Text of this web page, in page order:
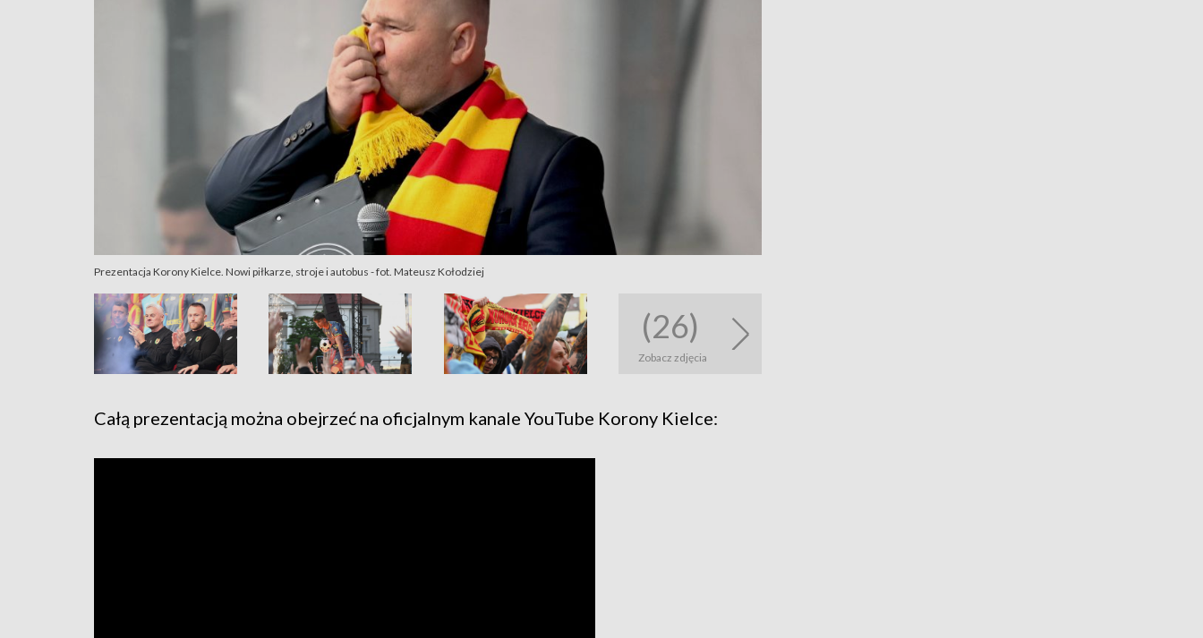
Prezentacja Korony Kielce. Nowi piłkarze, stroje i autobus - fot. Mateusz Kołodziej
(26)
Zobacz zdjęcia
Całą prezentacją można obejrzeć na oficjalnym kanale YouTube Korony Kielce: